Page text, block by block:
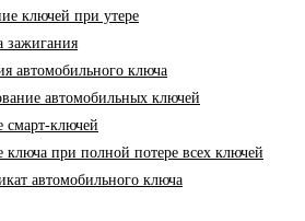
ключей при утере
зажигания
автомобильного ключа
автомобильных ключей
смарт-ключей
ключа при полной потере всех ключей
автомобильного ключа